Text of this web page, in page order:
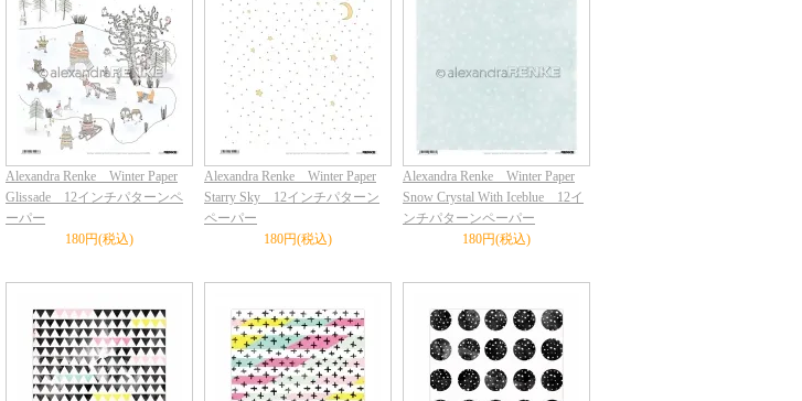
Alexandra Renke Winter Paper
Glissade 12インチパターンペ
ーパー
180円(税込)
Alexandra Renke Winter Paper
Starry Sky 12インチパターン
ペーパー
180円(税込)
Alexandra Renke Winter Paper
Snow Crystal With Iceblue 12イ
ンチパターンペーパー
180円(税込)